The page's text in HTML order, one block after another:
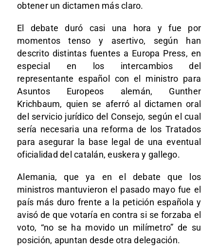
obtener un dictamen más claro.
El debate duró casi una hora y fue por
momentos tenso y asertivo, según han
descrito distintas fuentes a Europa Press, en
especial en los intercambios del
representante español con el ministro para
Asuntos Europeos alemán, Gunther
Krichbaum, quien se aferró al dictamen oral
del servicio jurídico del Consejo, según el cual
sería necesaria una reforma de los Tratados
para asegurar la base legal de una eventual
oficialidad del catalán, euskera y gallego.
Alemania, que ya en el debate que los
ministros mantuvieron el pasado mayo fue el
país más duro frente a la petición española y
avisó de que votaría en contra si se forzaba el
voto, “no se ha movido un milímetro” de su
posición, apuntan desde otra delegación.